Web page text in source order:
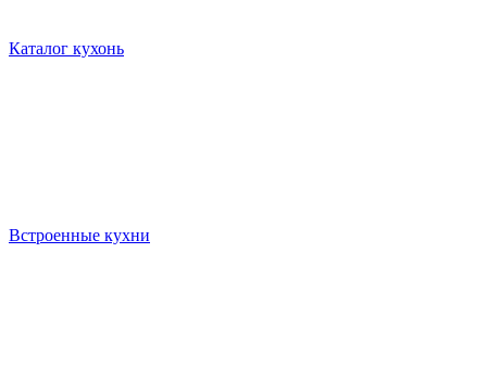
Каталог кухонь
Встроенные кухни